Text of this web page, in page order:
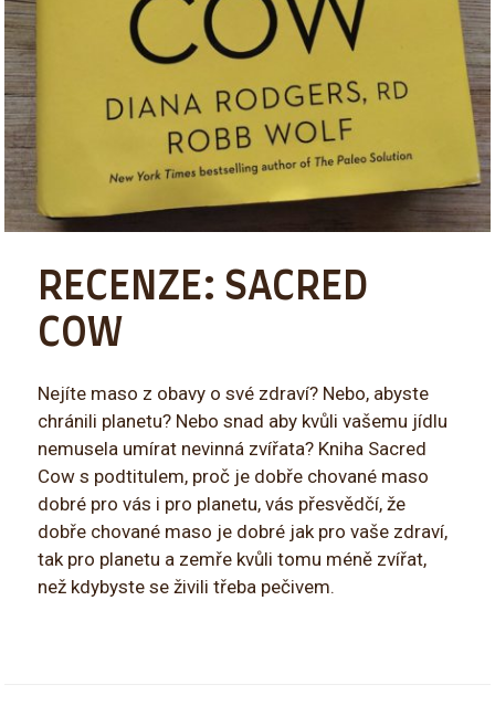
RECENZE: SACRED
COW
Nejíte maso z obavy o své zdraví? Nebo, abyste
chránili planetu? Nebo snad aby kvůli vašemu jídlu
nemusela umírat nevinná zvířata? Kniha Sacred
Cow s podtitulem, proč je dobře chované maso
dobré pro vás i pro planetu, vás přesvědčí, že
dobře chované maso je dobré jak pro vaše zdraví,
tak pro planetu a zemře kvůli tomu méně zvířat,
než kdybyste se živili třeba pečivem.